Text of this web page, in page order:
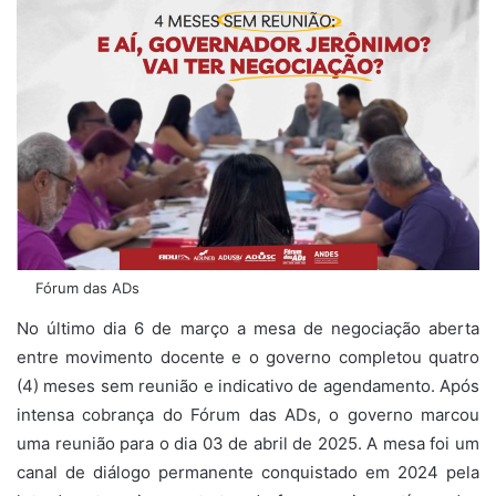
Fórum das ADs
No último dia 6 de março a mesa de negociação aberta
entre movimento docente e o governo completou quatro
(4) meses sem reunião e indicativo de agendamento. Após
intensa cobrança do Fórum das ADs, o governo marcou
uma reunião para o dia 03 de abril de 2025. A mesa foi um
canal de diálogo permanente conquistado em 2024 pela